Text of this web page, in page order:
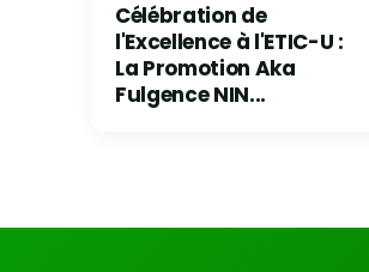
Célébration de
l'Excellence à l'ETIC-U :
La Promotion Aka
Fulgence NIN...